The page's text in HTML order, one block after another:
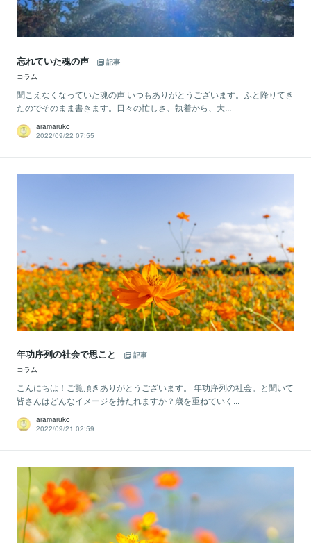
忘れていた魂の声
記事
コラム
​聞こえなくなっていた魂の声 いつもありがとうございます。ふと降りてき
たのでそのまま書きます。日々の忙しさ、執着から、大...
aramaruko
2022/09/22 07:55
年功序列の社会で思こと
記事
コラム
こんにちは！ご覧頂きありがとうございます。 年功序列の社会。と聞いて
皆さんはどんなイメージを持たれますか？歳を重ねていく...
aramaruko
2022/09/21 02:59